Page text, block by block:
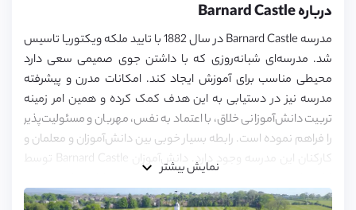
15,
16,
17,
18
درباره Barnard Castle
مدرسه Barnard Castle در سال 1882 با تایید ملکه ویکتوریا تاسیس
شد. مدرسه‌ای شبانه‌روزی که با داشتن جوی صمیمی سعی دارد
محیطی مناسب برای آموزش ایجاد کند. امکانات مدرن و پیشرفته
مدرسه نیز در دستیابی به این هدف کمک کرده و همین امر زمینه
تربیت دانش‌آموزانی خلاق، با اعتماد به نفس، مهربان و مسئولیت‌پذیر
را فراهم نموده است. رابطه بسیار خوبی بین دانش‌آموزان و معلمان و
کارکنان این مدرسه وجود دارد. دانش‌آموزان Barnard Castle توسط
کارمندان متعهدی پشتیبانی می‌شوند که به توانایی‌های هر فرد
اهمیت می‌دهند.
نمایش بیشتر